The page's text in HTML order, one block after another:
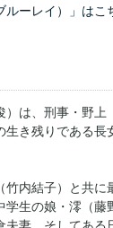
ーレイ）」はこ
）は、刑事・野
生き残りである
内結子）と共
学生の娘・澪（